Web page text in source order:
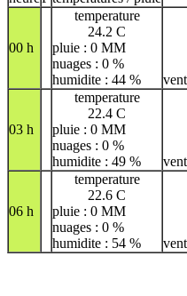
00 h
temperature
24.2 C
pluie : 0 MM
nuages : 0 %
humidite : 44 %
03 h
temperature
22.4 C
pluie : 0 MM
nuages : 0 %
humidite : 49 %
06 h
temperature
22.6 C
pluie : 0 MM
nuages : 0 %
humidite : 54 %